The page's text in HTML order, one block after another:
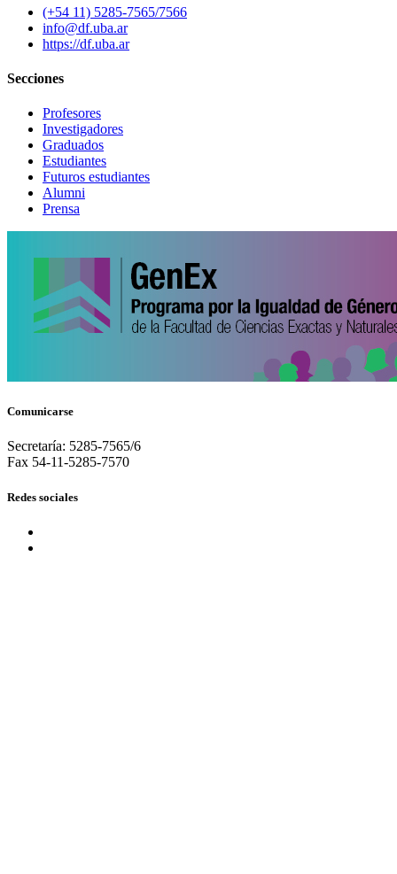
(+54 11) 5285-7565/7566
info@df.uba.ar
https://df.uba.ar
Secciones
Profesores
Investigadores
Graduados
Estudiantes
Futuros estudiantes
Alumni
Prensa
Comunicarse
Secretaría: 5285-7565/6
Fax 54-11-5285-7570
Redes sociales